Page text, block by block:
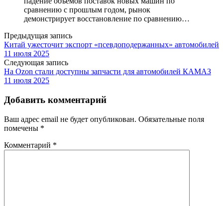
сравнению с прошлым годом, рынок
демонстрирует восстановление по сравнению…
Предыдущая запись
Китай ужесточит экспорт «псевдоподержанных» автомобилей
11 июля 2025
Следующая запись
На Ozon стали доступны запчасти для автомобилей КАМАЗ
11 июля 2025
Добавить комментарий
Ваш адрес email не будет опубликован. Обязательные поля
помечены *
Комментарий *